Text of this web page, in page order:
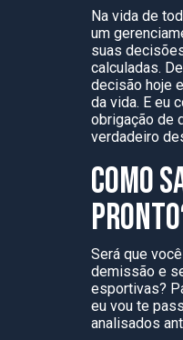
Na vida de
um
suas
calculadas.
decisão hoje
da vida. E eu
obrigação de
verdadeiro
COMO
Será que
demissão e
esportivas?
eu vou te
analisados